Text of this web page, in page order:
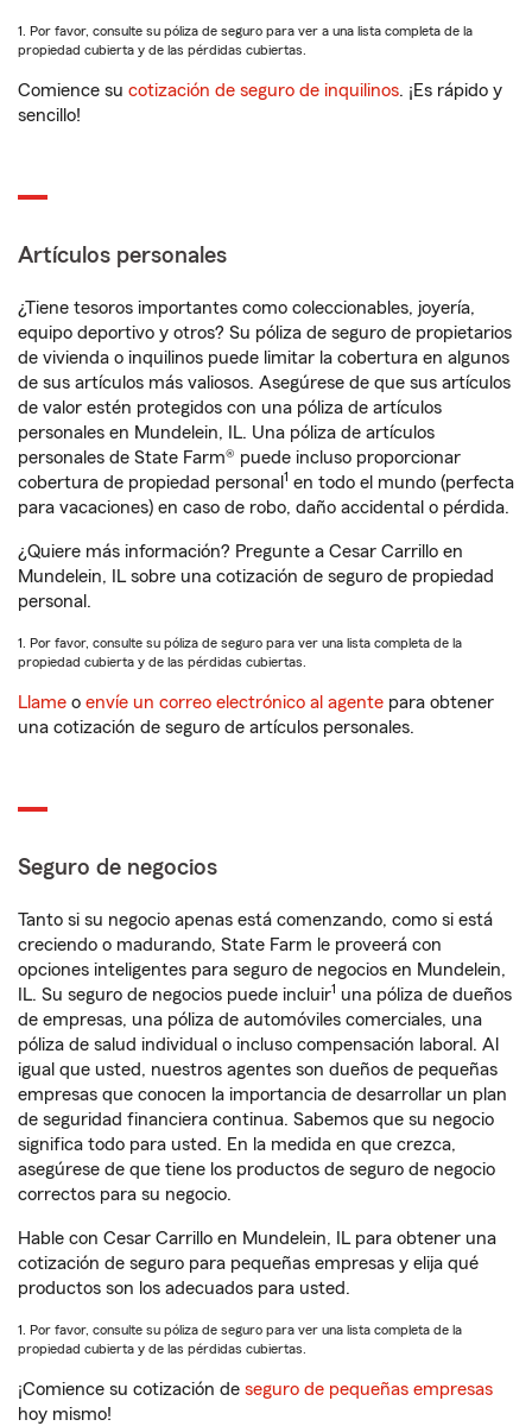
1. Por favor, consulte su póliza de seguro para ver a una lista completa de la
propiedad cubierta y de las pérdidas cubiertas.
Comience su cotización de seguro de inquilinos. ¡Es rápido y
sencillo!
Artículos personales
¿Tiene tesoros importantes como coleccionables, joyería,
equipo deportivo y otros? Su póliza de seguro de propietarios
de vivienda o inquilinos puede limitar la cobertura en algunos
de sus artículos más valiosos. Asegúrese de que sus artículos
de valor estén protegidos con una póliza de artículos
personales en Mundelein, IL. Una póliza de artículos
personales de State Farm® puede incluso proporcionar
cobertura de propiedad personal 1 en todo el mundo (perfecta
para vacaciones) en caso de robo, daño accidental o pérdida.
¿Quiere más información? Pregunte a Cesar Carrillo en
Mundelein, IL sobre una cotización de seguro de propiedad
personal.
1. Por favor, consulte su póliza de seguro para ver una lista completa de la
propiedad cubierta y de las pérdidas cubiertas.
Llame o envíe un correo electrónico al agente para obtener
una cotización de seguro de artículos personales.
Seguro de negocios
Tanto si su negocio apenas está comenzando, como si está
creciendo o madurando, State Farm le proveerá con
opciones inteligentes para seguro de negocios en Mundelein,
IL. Su seguro de negocios puede incluir1 una póliza de dueños
de empresas, una póliza de automóviles comerciales, una
póliza de salud individual o incluso compensación laboral. Al
igual que usted, nuestros agentes son dueños de pequeñas
empresas que conocen la importancia de desarrollar un plan
de seguridad financiera continua. Sabemos que su negocio
significa todo para usted. En la medida en que crezca,
asegúrese de que tiene los productos de seguro de negocio
correctos para su negocio.
Hable con Cesar Carrillo en Mundelein, IL para obtener una
cotización de seguro para pequeñas empresas y elija qué
productos son los adecuados para usted.
1. Por favor, consulte su póliza de seguro para ver una lista completa de la
propiedad cubierta y de las pérdidas cubiertas.
¡Comience su cotización de seguro de pequeñas empresas
hoy mismo!